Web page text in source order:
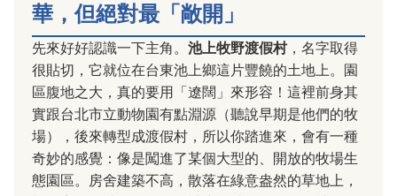
華，但絕對最「敞開」
先來好好認識一下主角。 池上牧野渡假村，名字取得
很貼切，它就位在台東池上鄉這片豐饒的土地上。園
區腹地之大，真的要用「遼闊」來形容！這裡前身其
實跟台北市立動物園有點淵源（聽說早期是他們的牧
場），後來轉型成渡假村，所以你踏進來，會有一種
奇妙的感覺：像是闖進了某個大型的、開放的牧場生
態園區。房舍建築不高，散落在綠意盎然的草地上，